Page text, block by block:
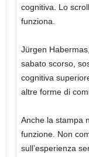
cognitiva. Lo
funziona.
Jürgen
sabato scorso,
cognitiva
altre forme di
Anche la stampa
funzione. Non
sull’esperienza